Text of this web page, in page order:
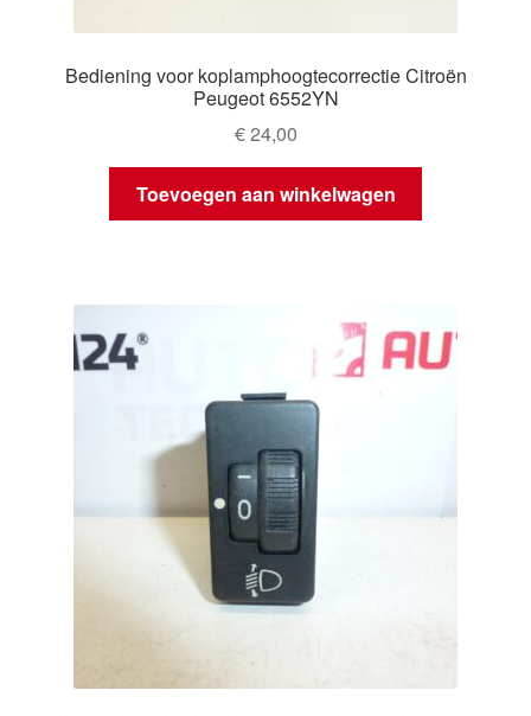
Bediening voor koplamphoogtecorrectie Citroën
Peugeot 6552YN
€24,00
Toevoegen aan winkelwagen